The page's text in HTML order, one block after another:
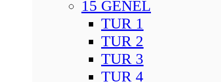
15 GENEL
TUR 1
TUR 2
TUR 3
TUR 4